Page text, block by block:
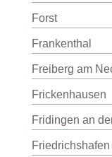
Forst
Frankenthal
Freiberg am
Frickenhausen
Fridingen an
Friedrichshafen